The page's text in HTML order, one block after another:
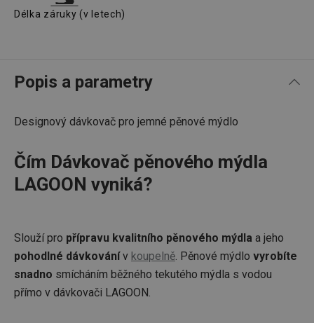
Délka záruky (v letech)
Popis a parametry
Designový dávkovač pro jemné pěnové mýdlo
Čím Dávkovač pěnového mýdla
LAGOON vyniká?
Slouží pro přípravu kvalitního pěnového mýdla a jeho
pohodlné dávkovánív koupelně. Pěnové mýdlo vyrobíte
snadno smícháním běžného tekutého mýdla s vodou
přímo v dávkovači LAGOON.